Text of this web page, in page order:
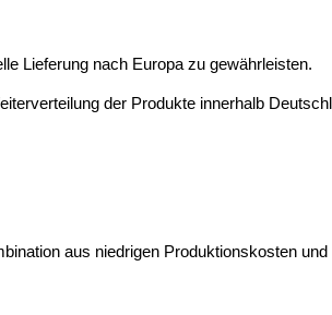
Lieferung nach Europa zu gewährleisten.
der Produkte innerhalb
aus niedrigen Produktionskosten und